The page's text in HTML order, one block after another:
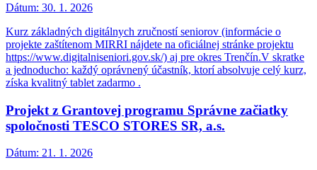
Dátum: 30. 1. 2026
Kurz základných digitálnych zručností seniorov (informácie o
projekte zaštítenom MIRRI nájdete na oficiálnej stránke projektu
https://www.digitalniseniori.gov.sk/) aj pre okres Trenčín.V skratke
a jednoducho: každý oprávnený účastník, ktorí absolvuje celý kurz,
získa kvalitný tablet zadarmo .
Projekt z Grantovej programu Správne začiatky
spoločnosti TESCO STORES SR, a.s.
Dátum: 21. 1. 2026